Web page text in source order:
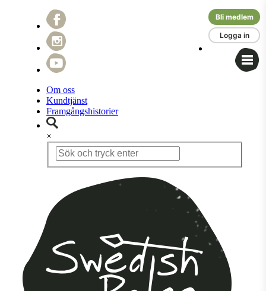
Om oss
Kundtjänst
Framgångshistorier
×
Bli medlem
Logga in